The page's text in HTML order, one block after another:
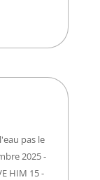
pas le
2025 -
HIM 15 -